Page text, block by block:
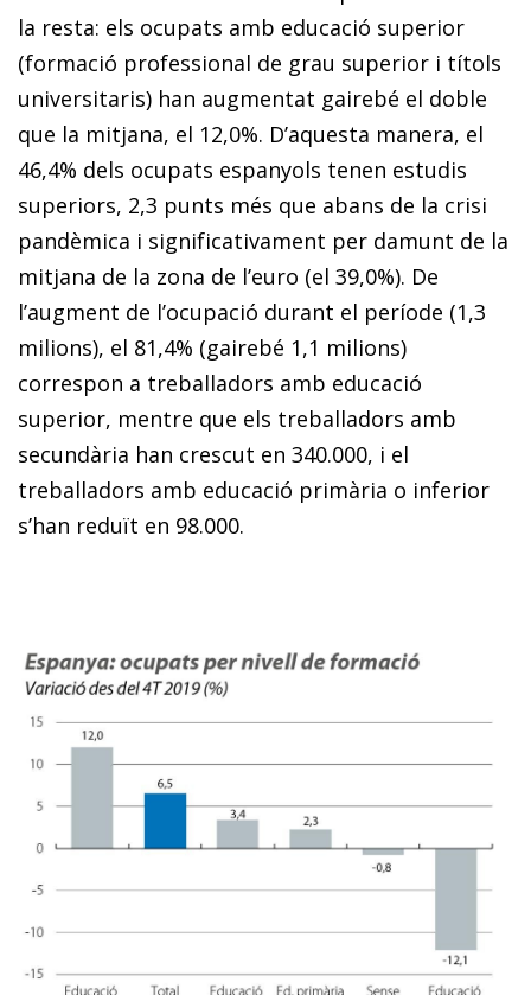
la resta: els ocupats amb educació superior
(formació professional de grau superior i títols
universitaris) han augmentat gairebé el doble
que la mitjana, el 12,0%. D’aquesta manera, el
46,4% dels ocupats espanyols tenen estudis
superiors, 2,3 punts més que abans de la crisi
pandèmica i significativament per damunt de la
mitjana de la zona de l’euro (el 39,0%). De
l’augment de l’ocupació durant el període (1,3
milions), el 81,4% (gairebé 1,1 milions)
correspon a treballadors amb educació
superior, mentre que els treballadors amb
secundària han crescut en 340.000, i el
treballadors amb educació primària o inferior
s’han reduït en 98.000.